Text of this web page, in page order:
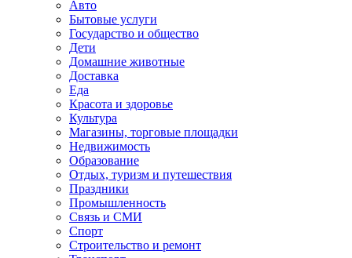
Авто
Бытовые услуги
Государство и общество
Дети
Домашние животные
Доставка
Еда
Красота и здоровье
Культура
Магазины, торговые площадки
Недвижимость
Образование
Отдых, туризм и путешествия
Праздники
Промышленность
Связь и СМИ
Спорт
Строительство и ремонт